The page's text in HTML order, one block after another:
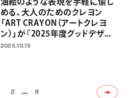
める、大人のためのクレヨン
「ART CRAYON（アートクレヨ
ン）」が『2025年度グッドデザイ
ン賞』を受賞
2025.10.15
2 … 9